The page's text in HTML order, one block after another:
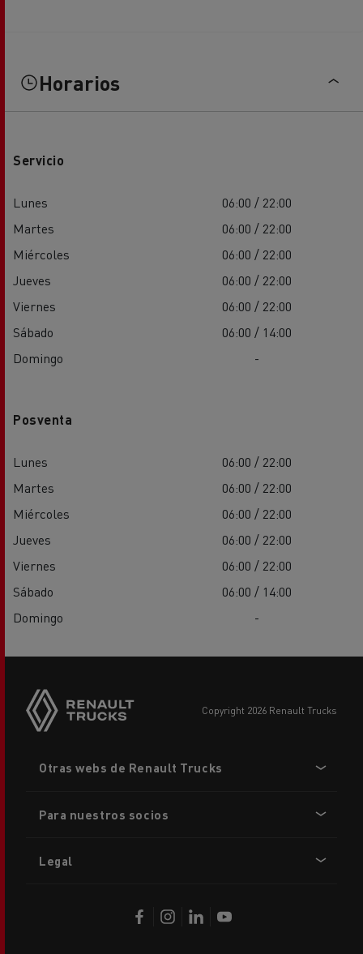
Horarios
Servicio
Lunes
06:00 / 22:00
Martes
06:00 / 22:00
Miércoles
06:00 / 22:00
Jueves
06:00 / 22:00
Viernes
06:00 / 22:00
Sábado
06:00 / 14:00
Domingo
-
Posventa
Lunes
06:00 / 22:00
Martes
06:00 / 22:00
Miércoles
06:00 / 22:00
Jueves
06:00 / 22:00
Viernes
06:00 / 22:00
Sábado
06:00 / 14:00
Domingo
-
copyright 2026 Renault Trucks
menu
Otras webs de Renault Trucks
Para nuestros socios
Legal